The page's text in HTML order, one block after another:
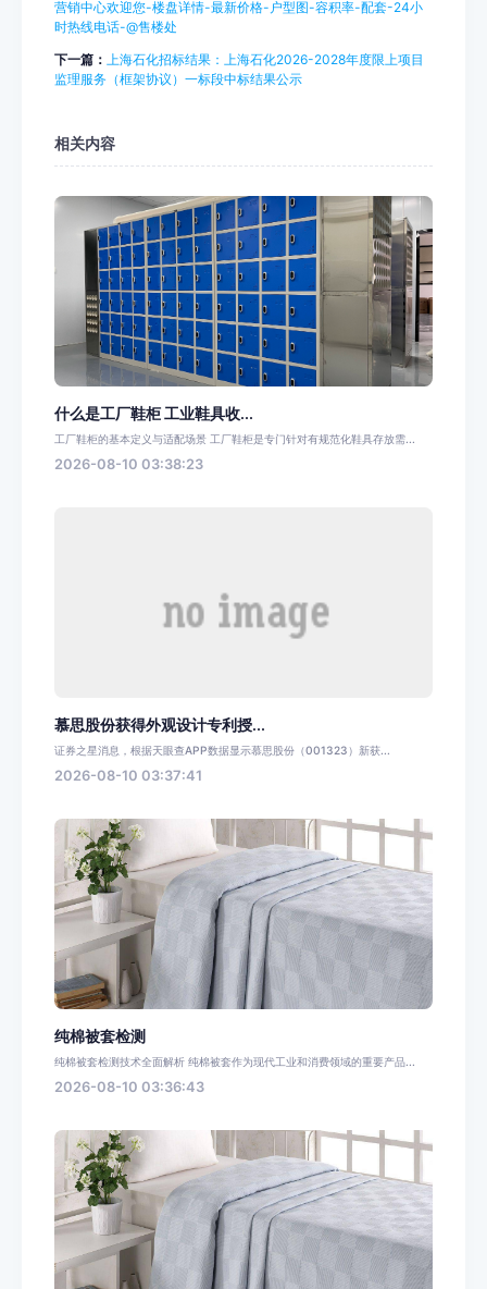
营销中心欢迎您-楼盘详情-最新价格-户型图-容积率-配套-24小
时热线电话-@售楼处
下一篇： 上海石化招标结果：上海石化2026-2028年度限上项目
监理服务（框架协议）一标段中标结果公示
相关内容
什么是工厂鞋柜 工业鞋具收...
工厂鞋柜的基本定义与适配场景 工厂鞋柜是专门针对有规范化鞋具存放需...
2026-08-10 03:38:23
慕思股份获得外观设计专利授...
证券之星消息，根据天眼查APP数据显示慕思股份（001323）新获...
2026-08-10 03:37:41
纯棉被套检测
纯棉被套检测技术全面解析 纯棉被套作为现代工业和消费领域的重要产品...
2026-08-10 03:36:43